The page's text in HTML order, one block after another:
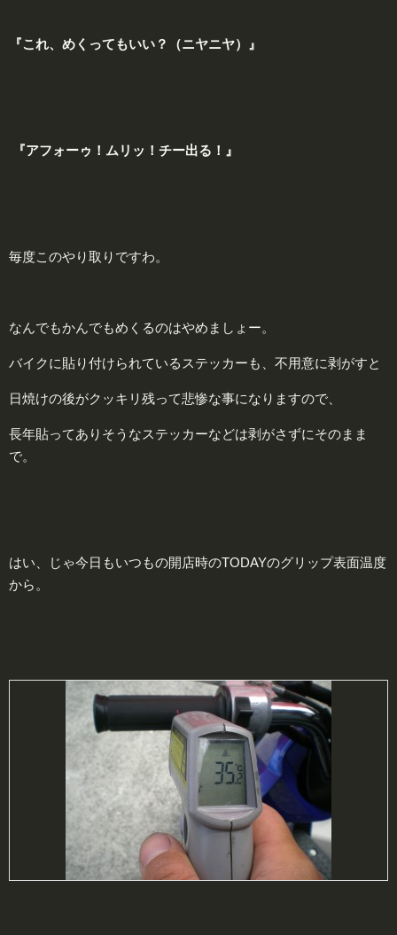
『これ、めくってもいい？（ニヤニヤ）』
『アフォーゥ！ムリッ！ チー出る！』
毎度このやり取りですわ。
なんでもかんでもめくるのはやめましょー。
バイクに貼り付けられているステッカーも、不用意に剥がすと
日焼けの後がクッキリ残って悲惨な事になりますので、
長年貼ってありそうなステッカーなどは剥がさずにそのまま
で。
はい、じゃ今日もいつもの開店時のTODAYのグリップ表面温度
から。